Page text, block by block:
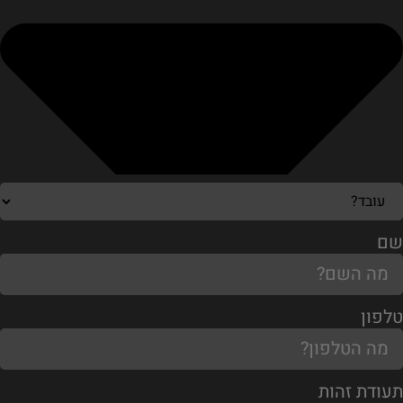
שם
טלפון
תעודת זהות